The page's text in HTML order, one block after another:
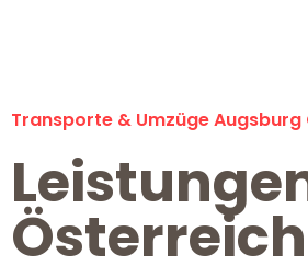
Transporte & Umzüge
Österreich